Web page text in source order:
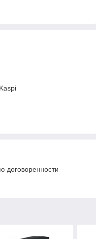
договоренности